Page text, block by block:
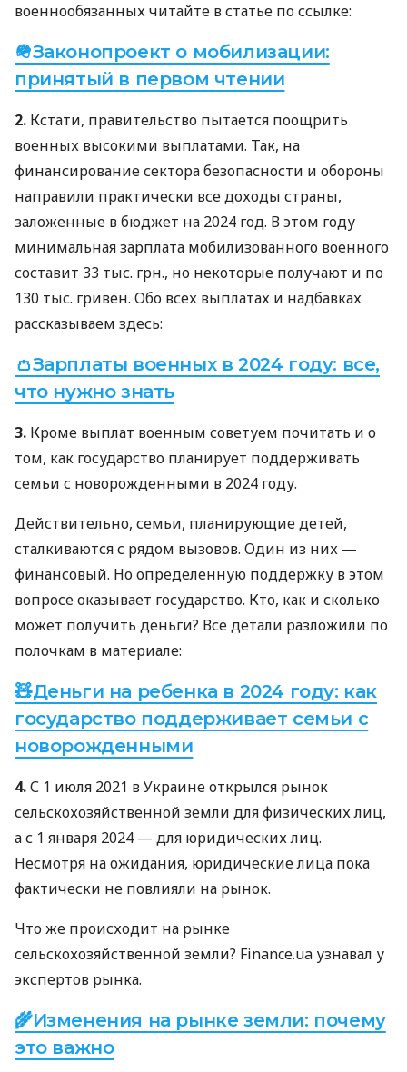
военнообязанных читайте в статье по ссылке:
🪖Законопроект о мобилизации:
принятый в первом чтении
2. Кстати, правительство пытается поощрить
военных высокими выплатами. Так, на
финансирование сектора безопасности и обороны
направили практически все доходы страны,
заложенные в бюджет на 2024 год. В этом году
минимальная зарплата мобилизованного военного
составит 33 тыс. грн., но некоторые получают и по
130 тыс. гривен. Обо всех выплатах и ​​надбавках
рассказываем здесь:
👛Зарплаты военных в 2024 году: все,
что нужно знать
3. Кроме выплат военным советуем почитать и о
том, как государство планирует поддерживать
семьи с новорожденными в 2024 году.
Действительно, семьи, планирующие детей,
сталкиваются с рядом вызовов. Один из них —
финансовый. Но определенную поддержку в этом
вопросе оказывает государство. Кто, как и сколько
может получить деньги? Все детали разложили по
полочкам в материале:
🧸Деньги на ребенка в 2024 году: как
государство поддерживает семьи с
новорожденными
4.С 1 июля 2021 в Украине открылся рынок
сельскохозяйственной земли для физических лиц,
а с 1 января 2024 — для юридических лиц.
Несмотря на ожидания, юридические лица пока
фактически не повлияли на рынок.
Что же происходит на рынке
сельскохозяйственной земли? Finance.ua узнавал у
экспертов рынка.
🌾Изменения на рынке земли: почему
это важно